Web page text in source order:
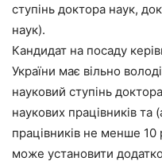
ступінь доктора наук,
наук).
Кандидат на посаду
України має вільно
науковий ступінь
наукових працівників та
працівників не менше
може установити